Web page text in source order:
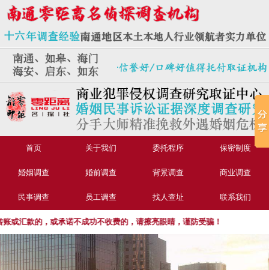
首页 关于我们 委托程序 保密制度
婚姻调查 婚前调查 背景调查 商业调查
民事调查 员工调查 找人查址 联系我们
款的，或承诺不成功不收费的，请擦亮眼睛，谨防受骗！